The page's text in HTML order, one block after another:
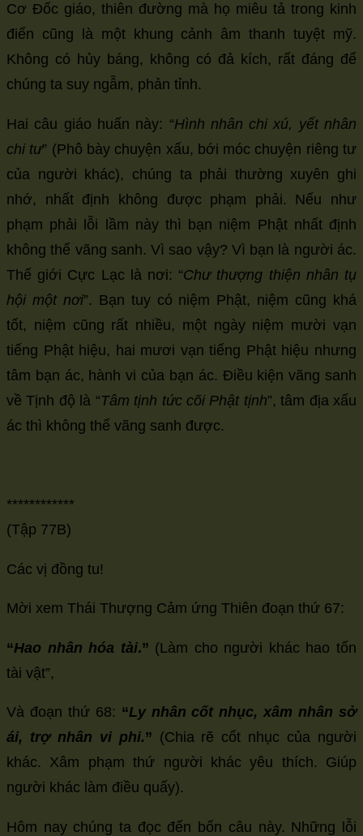
Cơ Đốc giáo, thiên đường mà họ miêu tả trong kinh
điển cũng là một khung cảnh âm thanh tuyệt mỹ.
Không có hủy báng, không có đả kích, rất đáng để
chúng ta suy ngẫm, phản tỉnh.
Hai câu giáo huấn này: “Hình nhân chi xú, yết nhân
chi tư” (Phô bày chuyện xấu, bới móc chuyện riêng tư
của người khác), chúng ta phải thường xuyên ghi
nhớ, nhất định không được phạm phải. Nếu như
phạm phải lỗi lầm này thì bạn niệm Phật nhất định
không thể vãng sanh. Vì sao vậy? Vì bạn là người ác.
Thế giới Cực Lạc là nơi: “Chư thượng thiện nhân tụ
hội một nơi”. Bạn tuy có niệm Phật, niệm cũng khá
tốt, niệm cũng rất nhiều, một ngày niệm mười vạn
tiếng Phật hiệu, hai mươi vạn tiếng Phật hiệu nhưng
tâm bạn ác, hành vi của bạn ác. Điều kiện vãng sanh
về Tịnh độ là “Tâm tịnh tức cõi Phật tịnh”, tâm địa xấu
ác thì không thể vãng sanh được.
************
(Tập 77B)
Các vị đồng tu!
Mời xem Thái Thượng Cảm ứng Thiên đoạn thứ 67:
“Hao nhân hóa tài.” (Làm cho người khác hao tốn
tài vật”,
Và đoạn thứ 68: “Ly nhân cốt nhục, xâm nhân sở
ái, trợ nhân vi phi.” (Chia rẽ cốt nhục của người
khác. Xâm phạm thứ người khác yêu thích. Giúp
người khác làm điều quấy).
Hôm nay chúng ta đọc đến bốn câu này. Những lỗi